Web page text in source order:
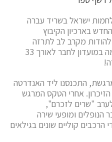
מלחמות ישראל בשריד עברה
בארכיון הקיבוץ
מקרב לב לתרזה
פרסאי, שהיתה אחראית לקיומה במועדון לחבר לאורך 33
התכנסנו ליד האנדרטה
אחרי הטקס המרגש
"שרים לזכרם",
הנופלים ומופעי שירה
הרכבים קוליים שונים בגילאים